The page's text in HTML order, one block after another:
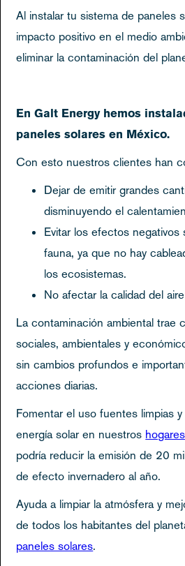
Al instalar tu sistema de paneles
impacto positivo en el medio
eliminar la contaminación del
En Galt Energy hemos
paneles solares en México.
Con esto nuestros clientes han
Dejar de emitir grandes
disminuyendo el
Evitar los efectos negativos
fauna, ya que no hay
los ecosistemas.
No afectar la calidad del
La contaminación ambiental trae
sociales, ambientales y
sin cambios profundos e
acciones diarias.
Fomentar el uso fuentes limpias
energía solar en nuestros hogares
podría reducir la emisión de 20
de efecto invernadero al año.
Ayuda a limpiar la atmósfera y
de todos los habitantes del
paneles solares.